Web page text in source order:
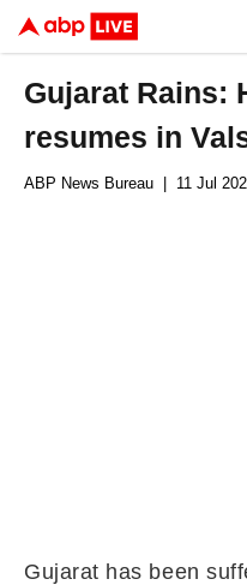
Gujarat Rains:
resumes in
ABP News Bureau | 11 Jul
Gujarat has been